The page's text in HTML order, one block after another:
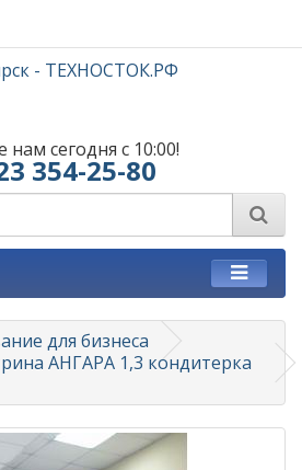
нам сегодня с 10:00!
354-25-80
для бизнеса
АНГАРА 1,3 кондитерка